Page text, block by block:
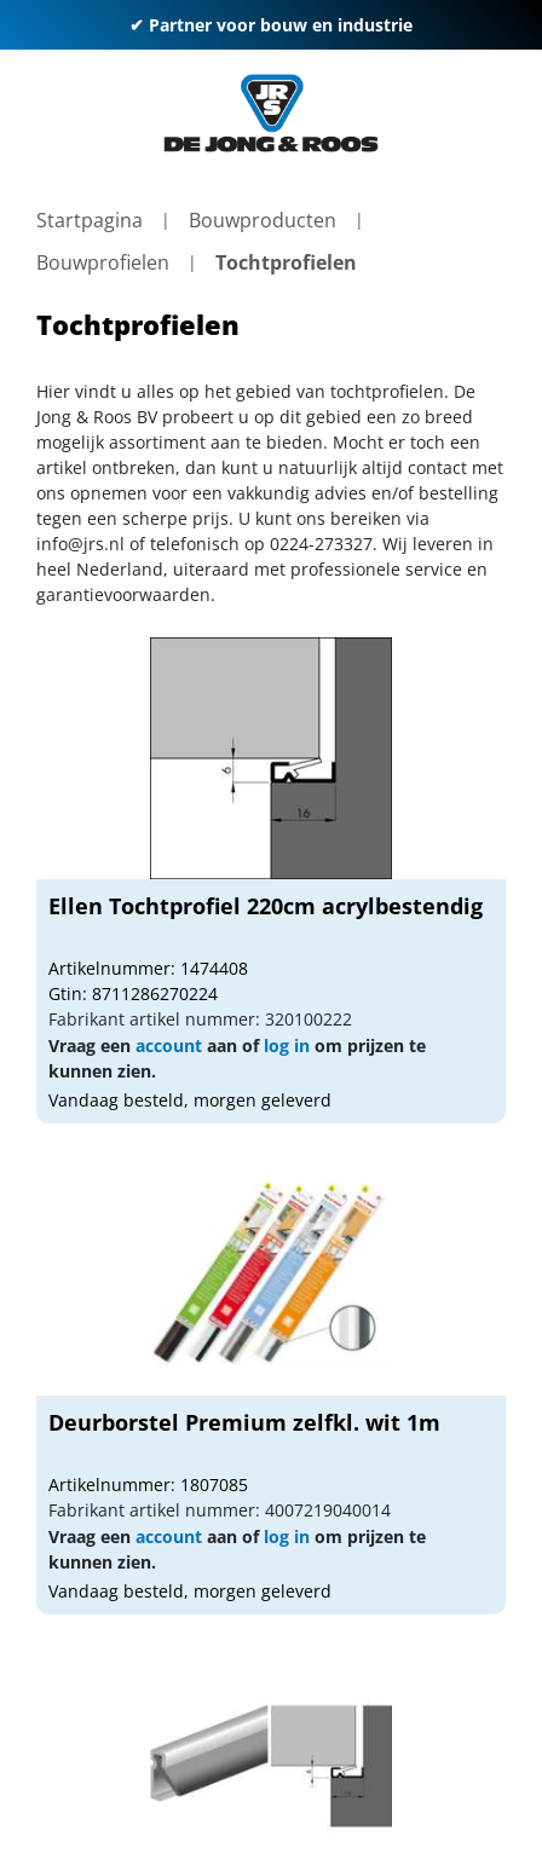
✔ Partner voor bouw en industrie
Startpagina
Bouwproducten
Bouwprofielen
Tochtprofielen
Tochtprofielen
Hier vindt u alles op het gebied van tochtprofielen. De
Jong & Roos BV probeert u op dit gebied een zo breed
mogelijk assortiment aan te bieden. Mocht er toch een
artikel ontbreken, dan kunt u natuurlijk altijd contact met
ons opnemen voor een vakkundig advies en/of bestelling
tegen een scherpe prijs. U kunt ons bereiken via
info@jrs.nl of telefonisch op 0224-273327. Wij leveren in
heel Nederland, uiteraard met professionele service en
garantievoorwaarden.
Ellen Tochtprofiel 220cm acrylbestendig
Artikelnummer: 1474408
Gtin: 8711286270224
Fabrikant artikel nummer: 320100222
Vraag een account aan of log in om prijzen te
kunnen zien.
Vandaag besteld, morgen geleverd
Deurborstel Premium zelfkl. wit 1m
Artikelnummer: 1807085
Fabrikant artikel nummer: 4007219040014
Vraag een account aan of log in om prijzen te
kunnen zien.
Vandaag besteld, morgen geleverd